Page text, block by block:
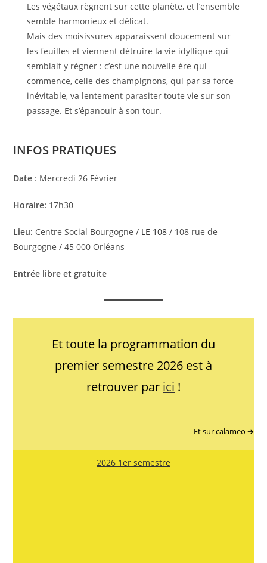
Les végétaux règnent sur cette planète, et l’ensemble
semble harmonieux et délicat.
Mais des moisissures apparaissent doucement sur
les feuilles et viennent détruire la vie idyllique qui
semblait y régner : c’est une nouvelle ère qui
commence, celle des champignons, qui par sa force
inévitable, va lentement parasiter toute vie sur son
passage. Et s’épanouir à son tour.
INFOS PRATIQUES
Date : Mercredi 26 Février
Horaire: 17h30
Lieu: Centre Social Bourgogne / LE 108 / 108 rue de
Bourgogne / 45 000 Orléans
Entrée libre et gratuite
Et toute la programmation du
premier semestre 2026 est à
retrouver par ici !
Et sur calameo ➔
2026 1er semestre